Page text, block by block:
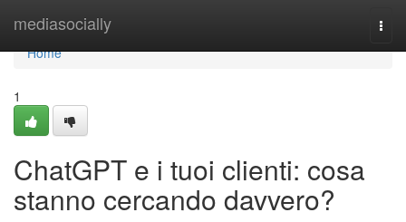
mediasocially
Home
Home
1
ChatGPT e i tuoi clienti: cosa
stanno cercando davvero?